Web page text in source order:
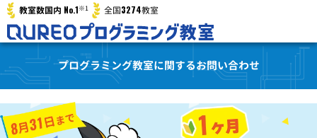
教室数国内 No.1※1 全国3274教室
プログラミング教室に関するお問い合わせ